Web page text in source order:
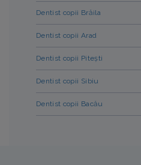
Dentist copii Brăila
Dentist copii Arad
Dentist copii Pitești
Dentist copii Sibiu
Dentist copii Bacău